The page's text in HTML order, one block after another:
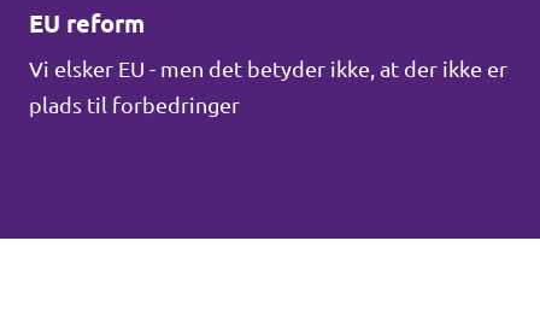
EU reform
Vi elsker EU - men det betyder ikke, at der ikke er
plads til forbedringer